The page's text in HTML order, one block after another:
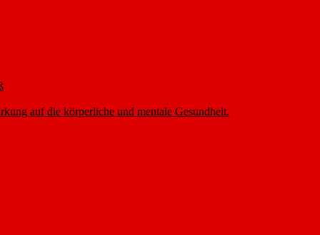
auf die körperliche und mentale Gesundheit.